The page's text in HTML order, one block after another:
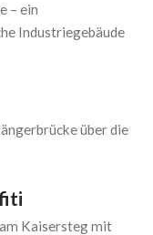
– ein
Industriegebäude
über die
Kaisersteg mit